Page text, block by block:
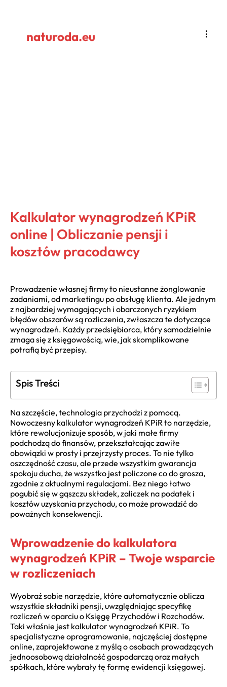
naturoda.eu
Kalkulator wynagrodzeń KPiR
online | Obliczanie pensji i
kosztów pracodawcy
Prowadzenie własnej firmy to nieustanne żonglowanie
zadaniami, od marketingu po obsługę klienta. Ale jednym
z najbardziej wymagających i obarczonych ryzykiem
błędów obszarów są rozliczenia, zwłaszcza te dotyczące
wynagrodzeń. Każdy przedsiębiorca, który samodzielnie
zmaga się z księgowością, wie, jak skomplikowane
potrafią być przepisy.
Spis Treści
Na szczęście, technologia przychodzi z pomocą.
Nowoczesny kalkulator wynagrodzeń KPiR to narzędzie,
które rewolucjonizuje sposób, w jaki małe firmy
podchodzą do finansów, przekształcając zawiłe
obowiązki w prosty i przejrzysty proces. To nie tylko
oszczędność czasu, ale przede wszystkim gwarancja
spokoju ducha, że wszystko jest policzone co do grosza,
zgodnie z aktualnymi regulacjami. Bez niego łatwo
pogubić się w gąszczu składek, zaliczek na podatek i
kosztów uzyskania przychodu, co może prowadzić do
poważnych konsekwencji.
Wprowadzenie do kalkulatora
wynagrodzeń KPiR – Twoje wsparcie
w rozliczeniach
Wyobraź sobie narzędzie, które automatycznie oblicza
wszystkie składniki pensji, uwzględniając specyfikę
rozliczeń w oparciu o Księgę Przychodów i Rozchodów.
Taki właśnie jest kalkulator wynagrodzeń KPiR. To
specjalistyczne oprogramowanie, najczęściej dostępne
online, zaprojektowane z myślą o osobach prowadzących
jednoosobową działalność gospodarczą oraz małych
spółkach, które wybrały tę formę ewidencji księgowej.